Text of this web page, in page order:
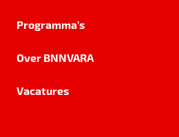
Programma's
Over BNNVARA
Vacatures